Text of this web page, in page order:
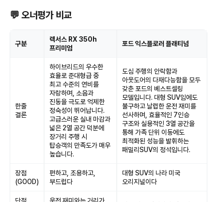
💬 오너평가 비교
구분
렉서스 RX 350h
프리미엄
포드 익스플로러 플래티넘
한줄
결론
하이브리드의 우수한
효율로 준대형급 중
최고 수준의 연비를
자랑하며, 소음과
진동을 극도로 억제한
정숙성이 뛰어납니다.
고급스러운 실내 마감과
넓은 2열 공간 덕분에
장거리 주행 시
탑승객의 만족도가 매우
높습니다.
도심 주행의 안락함과
아웃도어의 다재다능함을 모두
갖춘 포드의 베스트셀링
모델입니다. 대형 SUV임에도
불구하고 날렵한 운전 재미를
선사하며, 효율적인 7인승
구조와 실용적인 3열 공간을
통해 가족 단위 이동에도
최적화된 성능을 발휘하는
패밀리SUV의 정석입니다.
장점
(GOOD)
편하고, 조용하고,
부드럽다
대형 SUV의 나라 미국
오리지널이다